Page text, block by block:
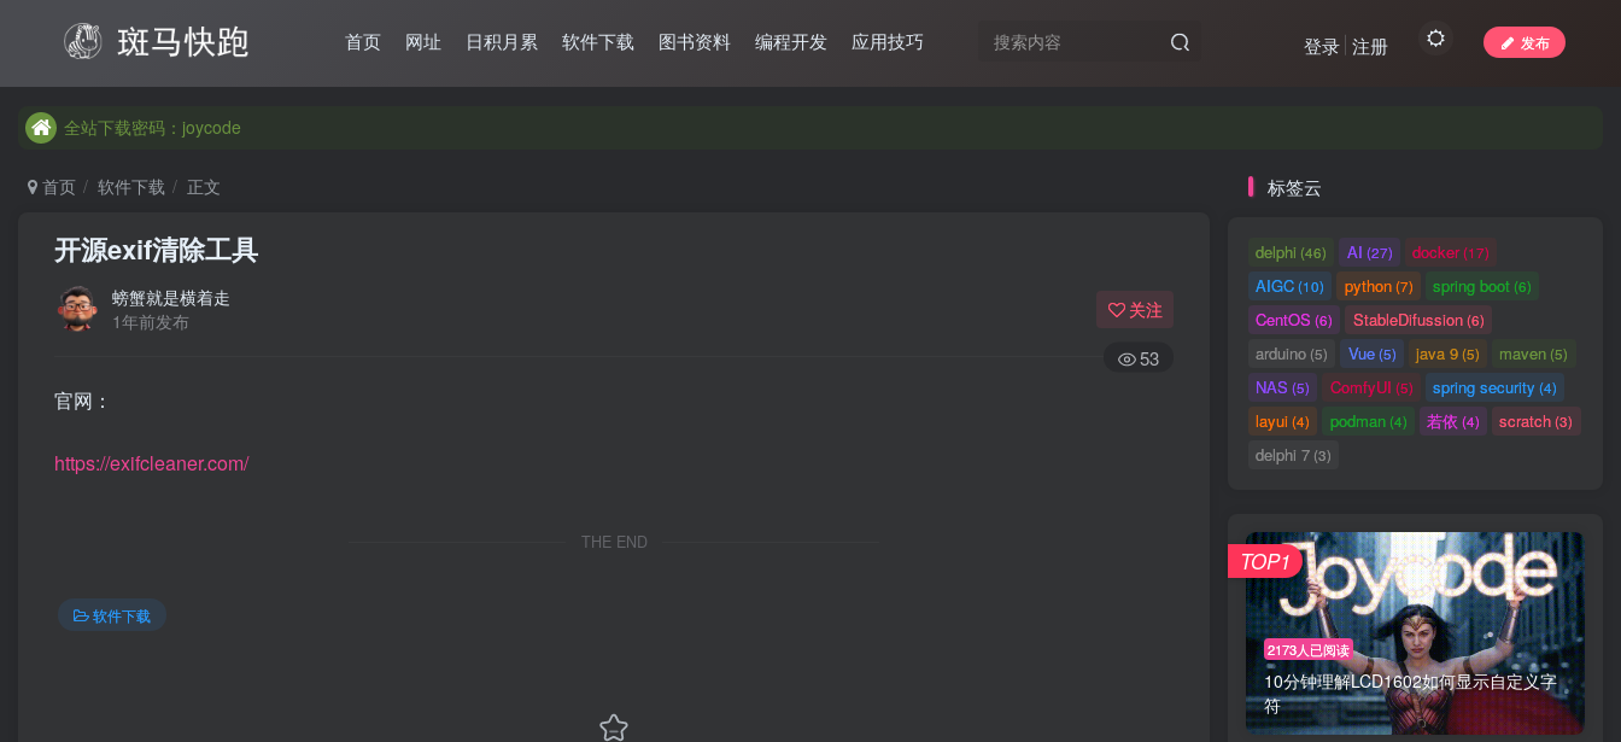
首页 网址 日积月累 软件下载 图书资料 编程开发 应用技巧 发布
登录 注册
全站下载密码：joycode
全站下载密码：joycode
全站下载密码：joycode
首页 软件下载 正文
开源exif清除工具
螃蟹就是横着走
1年前发布
关注
53
官网：
https://exifcleaner.com/
THE END
软件下载
标签云
delphi (46) AI (27) docker(17)
AIGC(10) python(7) spring boot(6)
CentOS (6) StableDifussion(6)
arduino (5) Vue(5) java 9(5) maven (5)
NAS (5) ComfyUI (5) spring security (4)
layui(4) podman(4) 若依 (4) scratch(3)
delphi 7 (3)
2173人已阅读
10分钟理解LCD1602如何显示自定义字
符
TOP1